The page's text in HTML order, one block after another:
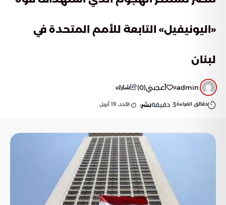
«اليونيفيل» التابعة للأمم المتحدة في
لبنان
admin أعجبني(
0
) شارك
دقائق القراءة3 دقيقةنشر: الأحد, 19 أبريل